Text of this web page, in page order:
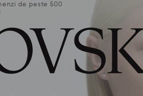
de peste 500
Livrare gratuită la